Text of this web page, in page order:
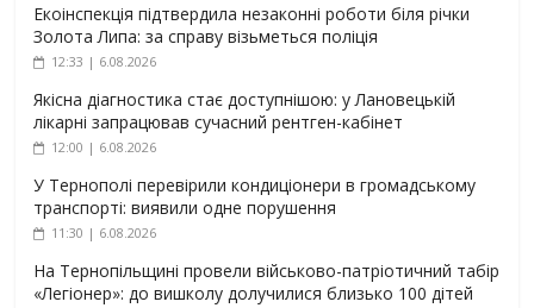
Екоінспекція підтвердила незаконні роботи біля річки
Золота Липа: за справу візьметься поліція
12:33 | 6.08.2026
Якісна діагностика стає доступнішою: у Лановецькій
лікарні запрацював сучасний рентген-кабінет
12:00 | 6.08.2026
У Тернополі перевірили кондиціонери в громадському
транспорті: виявили одне порушення
11:30 | 6.08.2026
На Тернопільщині провели військово-патріотичний табір
«Легіонер»: до вишколу долучилися близько 100 дітей